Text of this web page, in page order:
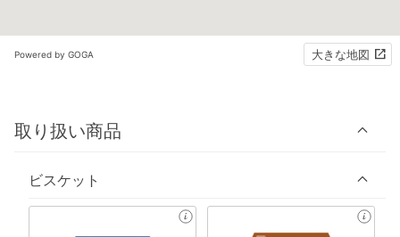
Powered by GOGA 大きな地図
取り扱い商品
ビスケット